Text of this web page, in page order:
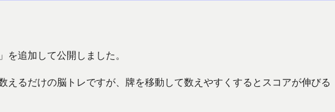
を追加して公開しました。
えるだけの脳トレですが、牌を移動して数えやすくするとスコアが伸びる